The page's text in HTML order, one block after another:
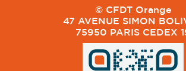
© CFDT Orange
47 AVENUE SIMON
75950 PARIS CEDEX